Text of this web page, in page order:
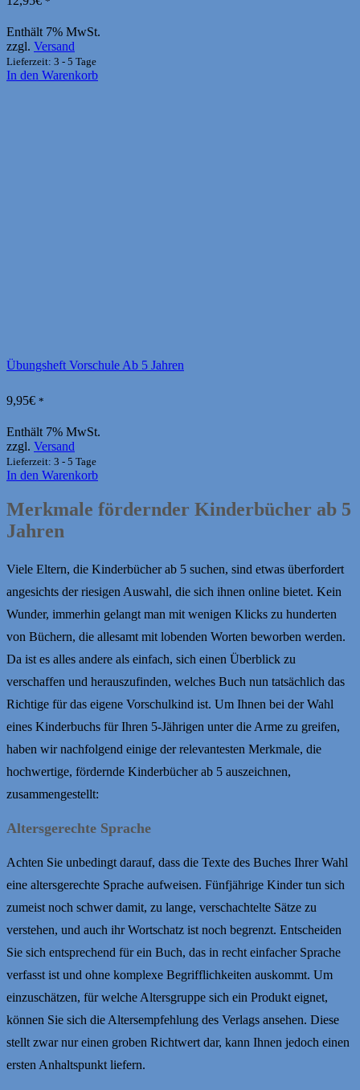
Enthält 7% MwSt.
zzgl. Versand
Lieferzeit: 3 - 5 Tage
In den Warenkorb
Übungsheft Vorschule Ab 5 Jahren
9,95€ *
Enthält 7% MwSt.
zzgl. Versand
Lieferzeit: 3 - 5 Tage
In den Warenkorb
Merkmale fördernder Kinderbücher ab 5
Jahren
Viele Eltern, die Kinderbücher ab 5 suchen, sind etwas überfordert
angesichts der riesigen Auswahl, die sich ihnen online bietet. Kein
Wunder, immerhin gelangt man mit wenigen Klicks zu hunderten
von Büchern, die allesamt mit lobenden Worten beworben werden.
Da ist es alles andere als einfach, sich einen Überblick zu
verschaffen und herauszufinden, welches Buch nun tatsächlich das
Richtige für das eigene Vorschulkind ist. Um Ihnen bei der Wahl
eines Kinderbuchs für Ihren 5-Jährigen unter die Arme zu greifen,
haben wir nachfolgend einige der relevantesten Merkmale, die
hochwertige, fördernde Kinderbücher ab 5 auszeichnen,
zusammengestellt:
Altersgerechte Sprache
Achten Sie unbedingt darauf, dass die Texte des Buches Ihrer Wahl
eine altersgerechte Sprache aufweisen. Fünfjährige Kinder tun sich
zumeist noch schwer damit, zu lange, verschachtelte Sätze zu
verstehen, und auch ihr Wortschatz ist noch begrenzt. Entscheiden
Sie sich entsprechend für ein Buch, das in recht einfacher Sprache
verfasst ist und ohne komplexe Begrifflichkeiten auskommt. Um
einzuschätzen, für welche Altersgruppe sich ein Produkt eignet,
können Sie sich die Altersempfehlung des Verlags ansehen. Diese
stellt zwar nur einen groben Richtwert dar, kann Ihnen jedoch einen
ersten Anhaltspunkt liefern.